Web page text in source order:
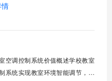
降耗。精准适配多媒体教学、考
园生态升级。智能光感调节1. 动
踪实时捕捉室外照度参数。光照
空调控制系统价值概述学校教室
系统实现教室环境智能调节，提